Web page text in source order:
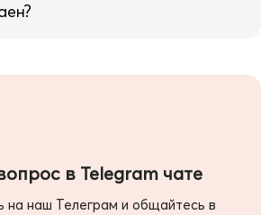
в Telegram чате
на наш Телеграм и общайтесь в